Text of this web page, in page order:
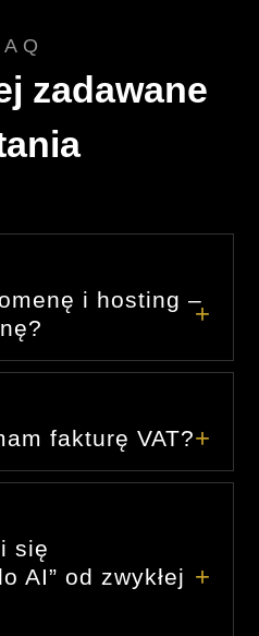
zadawane
i hosting –
fakturę VAT?
się
AI” od zwykłej